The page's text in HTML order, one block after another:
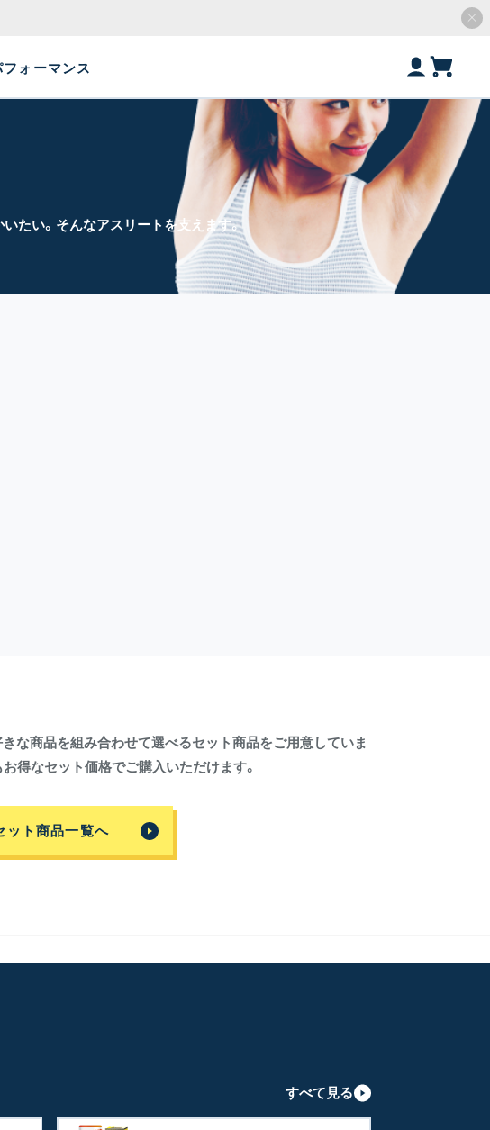
ォーマンス
たい。そんなアスリートを支えます。
な商品を組み合わせて選べるセット商品をご用意していま
得なセット価格でご購入いただけます。
ット商品一覧へ
すべて見る